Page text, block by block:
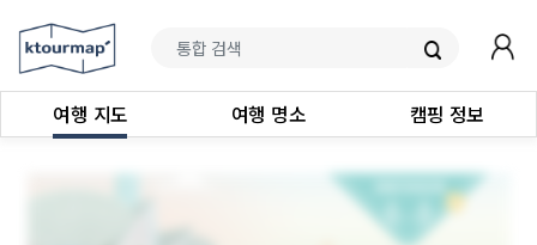
여행 지도 여행 명소 캠핑 정보